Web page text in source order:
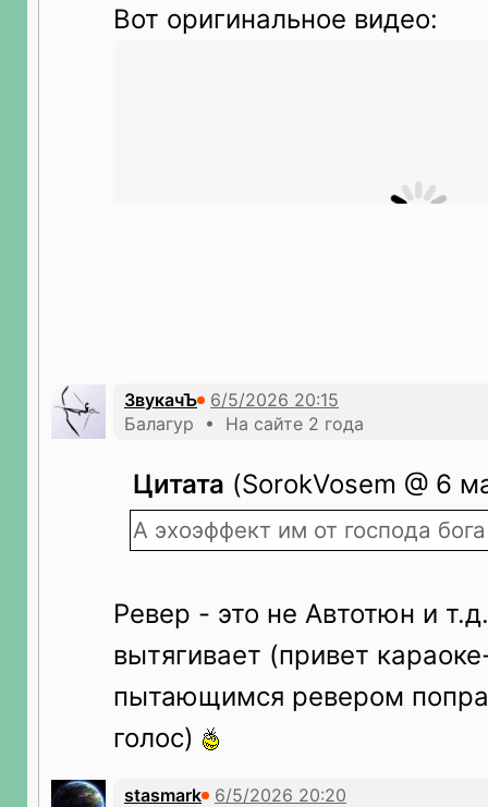
Вот оригинальное видео:
ЗвукачЪ
Балагур • На сайте 2 года
Цитата (SorokVosem @ 6
А эхоэффект им от господа
Ревер - это не Автотюн и
вытягивает (привет
пытающимся ревером
голос)
stasmark